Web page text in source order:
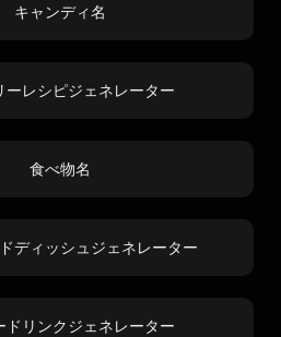
キャンディ名
ーレシピジェネレーター
食べ物名
ディッシュジェネレーター
ドリンクジェネレーター